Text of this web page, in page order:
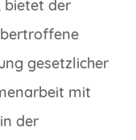
bietet der
gesetzlicher
mit
der